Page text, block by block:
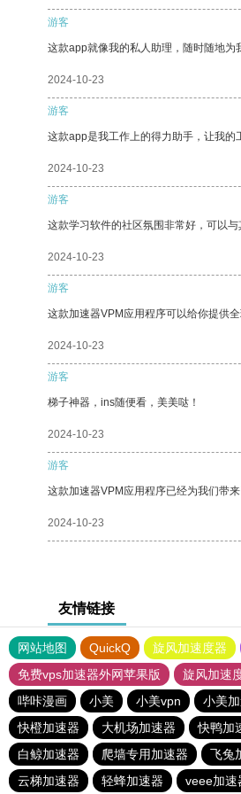
游客
这款app就像我的私人助理，随时随地为
2024-10-23
游客
这款app是我工作上的得力助手，让我的
2024-10-23
游客
这款学习软件的社区氛围非常好，可以与
2024-10-23
游客
这款加速器VPM应用程序可以给你提供
2024-10-23
游客
梯子神器，ins随便看，美美哒！
2024-10-23
游客
这款加速器VPM应用程序已经为我们带
2024-10-23
友情链接
网站地图 QuickQ 旋风加速度器
免费vps加速器外网苹果版
旋风加速
哔咔漫画
小美 小美vpn 小美
快橙加速器
大机场加速器 快鸭加
白鲸加速器
爬墙专用加速器 飞兔
云梯加速器
轻蜂加速器 veee加速